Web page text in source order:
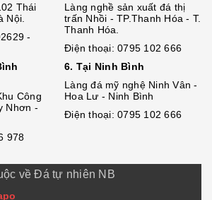
Thái
Nội.
-
Công
Nhơn -
978
Làng nghề sản xuất đá thị
trấn Nhồi - TP.Thanh Hóa - T.
Thanh Hóa.
Điện thoại: 0795 102 666
6. Tại Ninh Bình
Làng đá mỹ nghệ Ninh Vân -
Hoa Lư - Ninh Bình
Điện thoại: 0795 102 666
về Đá tự nhiên NB